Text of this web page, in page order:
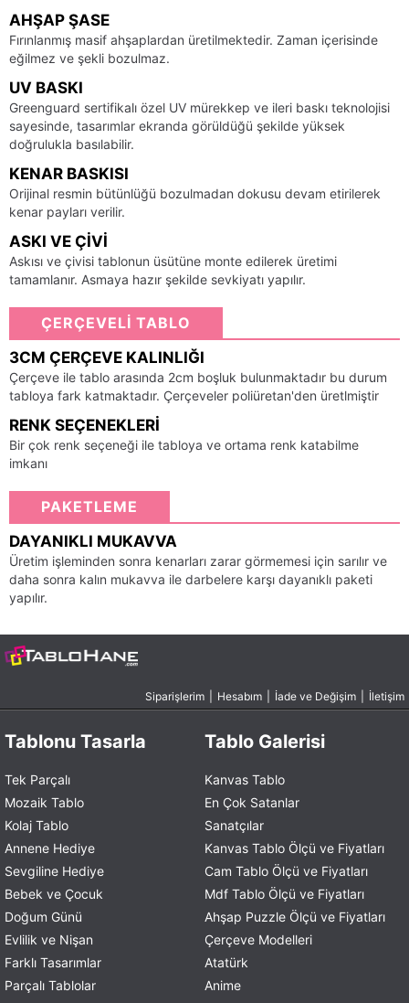
AHŞAP ŞASE
Fırınlanmış masif ahşaplardan üretilmektedir. Zaman içerisinde
eğilmez ve şekli bozulmaz.
UV BASKI
Greenguard sertifikalı özel UV mürekkep ve ileri baskı teknolojisi
sayesinde, tasarımlar ekranda görüldüğü şekilde yüksek
doğrulukla basılabilir.
KENAR BASKISI
Orijinal resmin bütünlüğü bozulmadan dokusu devam etirilerek
kenar payları verilir.
ASKI VE ÇIVI
Askısı ve çivisi tablonun üsütüne monte edilerek üretimi
tamamlanır. Asmaya hazır şekilde sevkiyatı yapılır.
ÇERÇEVELİ TABLO
3CM ÇERÇEVE KALINLIĞI
Çerçeve ile tablo arasında 2cm boşluk bulunmaktadır bu durum
tabloya fark katmaktadır. Çerçeveler poliüretan'den üretlmiştir
RENK SEÇENEKLERI
Bir çok renk seçeneği ile tabloya ve ortama renk katabilme
imkanı
PAKETLEME
DAYANIKLI MUKAVVA
Üretim işleminden sonra kenarları zarar görmemesi için sarılır ve
daha sonra kalın mukavva ile darbelere karşı dayanıklı paketi
yapılır.
Siparişlerim Hesabım İade ve Değişim İletişim
Tablonu Tasarla
Tek Parçalı
Mozaik Tablo
Kolaj Tablo
Annene Hediye
Sevgiline Hediye
Bebek ve Çocuk
Doğum Günü
Evlilik ve Nişan
Farklı Tasarımlar
Parçalı Tablolar
Tablo Galerisi
Kanvas Tablo
En Çok Satanlar
Sanatçılar
Kanvas Tablo Ölçü ve Fiyatları
Cam Tablo Ölçü ve Fiyatları
Mdf Tablo Ölçü ve Fiyatları
Ahşap Puzzle Ölçü ve Fiyatları
Çerçeve Modelleri
Atatürk
Anime